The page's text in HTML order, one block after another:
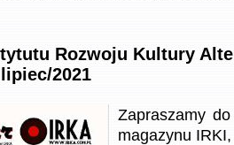
Rozwoju Kultury
2021
Zapraszamy
magazynu